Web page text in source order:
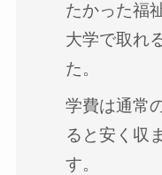
たかった福
大学で取れ
た。
学費は通常
ると安く収
す。